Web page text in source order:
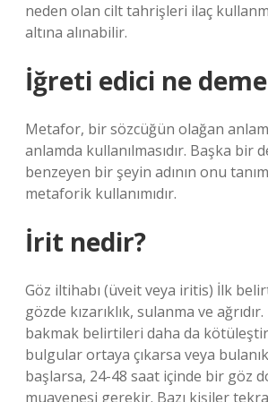
neden olan cilt tahrişleri ilaç
altına alınabilir.
İğreti edici ne
Metafor, bir sözcüğün olağan
anlamda kullanılmasıdır. Başka bir
benzeyen bir şeyin adının onu
metaforik kullanımıdır.
İrit nedir?
Göz iltihabı (üveit veya iritis) İlk
gözde kızarıklık, sulanma ve ağrıdır.
bakmak belirtileri daha da
bulgular ortaya çıkarsa veya
başlarsa, 24-48 saat içinde bir göz
muayenesi gerekir. Bazı kişiler